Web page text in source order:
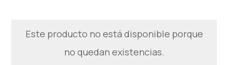
Este producto no está disponible porque
no quedan existencias.